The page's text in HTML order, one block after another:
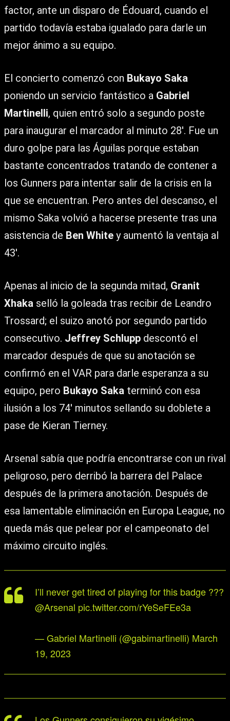
factor, ante un disparo de Édouard, cuando el
partido todavía estaba igualado para darle un
mejor ánimo a su equipo.
El concierto comenzó con Bukayo Saka
poniendo un servicio fantástico a Gabriel
Martinelli, quien entró solo a segundo poste
para inaugurar el marcador al minuto 28′. Fue un
duro golpe para las Águilas porque estaban
bastante concentrados tratando de contener a
los Gunners para intentar salir de la crisis en la
que se encuentran. Pero antes del descanso, el
mismo Saka volvió a hacerse presente tras una
asistencia de Ben White y aumentó la ventaja al
43′.
Apenas al inicio de la segunda mitad, Granit
Xhaka selló la goleada tras recibir de Leandro
Trossard; el suizo anotó por segundo partido
consecutivo. Jeffrey Schlupp descontó el
marcador después de que su anotación se
confirmó en el VAR para darle esperanza a su
equipo, pero Bukayo Saka terminó con esa
ilusión a los 74′ minutos sellando su doblete a
pase de Kieran Tierney.
Arsenal sabía que podría encontrarse con un rival
peligroso, pero derribó la barrera del Palace
después de la primera anotación. Después de
esa lamentable eliminación en Europa League, no
queda más que pelear por el campeonato del
máximo circuito inglés.
I’ll never get tired of playing for this badge ???
@Arsenal pic.twitter.com/rYeSeFEe3a
— Gabriel Martinelli (@gabimartinelli) March
19, 2023